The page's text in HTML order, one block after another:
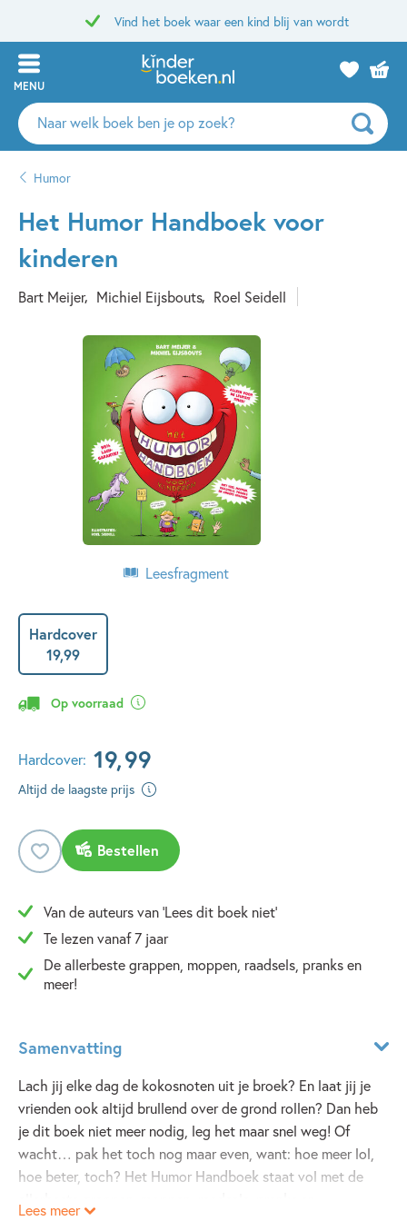
Vind het boek waar een kind blij van wordt
MENU
Zoeken
naar
auteurs
uitgevers
Humor
Het Humor Handboek voor
kinderen
Bart Meijer Michiel Eijsbouts Roel Seidell
Leesfragment
Hardcover
19,99
Op voorraad
Hardcover: 19,99
Altijd de laagste prijs
Bestellen
Van de auteurs van 'Lees dit boek niet'
Te lezen vanaf 7 jaar
De allerbeste grappen, moppen, raadsels, pranks en
meer!
Samenvatting
Lach jij elke dag de kokosnoten uit je broek? En laat jij je
vrienden ook altijd brullend over de grond rollen? Dan heb
je dit boek niet meer nodig, leg het maar snel weg! Of
wacht… pak het toch nog maar even, want: hoe meer lol,
hoe beter, toch? Het Humor Handboek staat vol met de
Lees meer